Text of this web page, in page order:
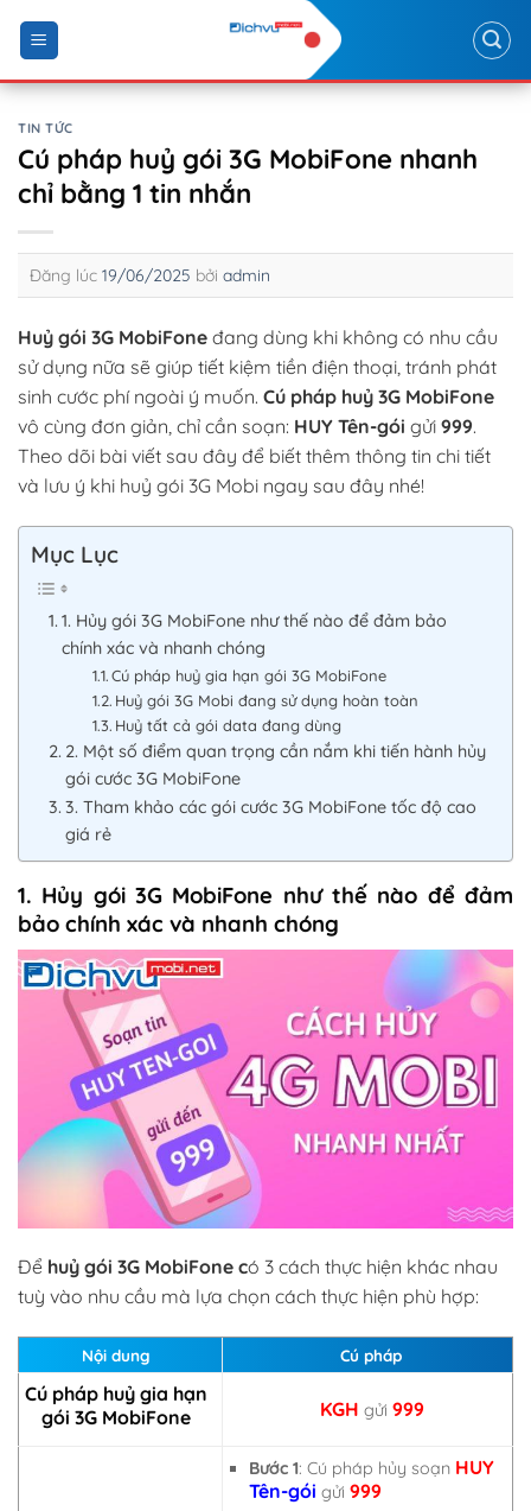
content
TIN TỨC
Cú pháp huỷ gói 3G MobiFone nhanh
chỉ bằng 1 tin nhắn
Đăng lúc 19/06/2025 bởi admin
Huỷ gói 3G MobiFone đang dùng khi không có nhu cầu
sử dụng nữa sẽ giúp tiết kiệm tiền điện thoại, tránh phát
sinh cước phí ngoài ý muốn. Cú pháp huỷ 3G MobiFone
vô cùng đơn giản, chỉ cần soạn: HUY Tên-gói gửi 999.
Theo dõi bài viết sau đây để biết thêm thông tin chi tiết
và lưu ý khi huỷ gói 3G Mobi ngay sau đây nhé!
Mục Lục
1. Hủy gói 3G MobiFone như thế nào để đảm bảo
chính xác và nhanh chóng
Cú pháp huỷ gia hạn gói 3G MobiFone
Huỷ gói 3G Mobi đang sử dụng hoàn toàn
Huỷ tất cả gói data đang dùng
2. Một số điểm quan trọng cần nắm khi tiến hành hủy
gói cước 3G MobiFone
3. Tham khảo các gói cước 3G MobiFone tốc độ cao
giá rẻ
1. Hủy gói 3G MobiFone như thế nào để đảm
bảo chính xác và nhanh chóng
Để huỷ gói 3G MobiFone có 3 cách thực hiện khác nhau
tuỳ vào nhu cầu mà lựa chọn cách thực hiện phù hợp:
Nội dung Cú pháp
Cú pháp huỷ gia hạn
gói 3G MobiFone
KGH gửi 999
Bước 1: Cú pháp hủy soạn HUY
Tên-gói gửi 999